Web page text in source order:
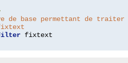
de base permettant de